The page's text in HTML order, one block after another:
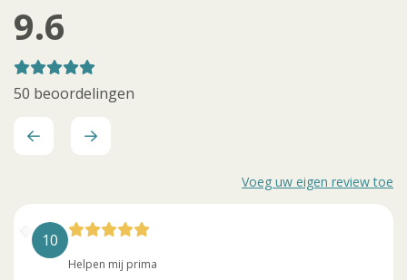
9.6
50 beoordelingen
Voeg uw eigen review toe
10
Helpen mij prima